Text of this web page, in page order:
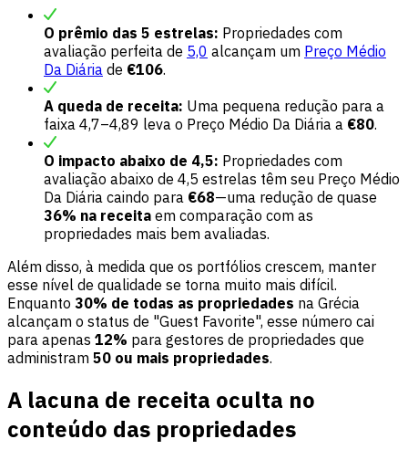
O prêmio das 5 estrelas: Propriedades com
avaliação perfeita de 5,0 alcançam um Preço Médio
Da Diária de €106.
A queda de receita: Uma pequena redução para a
faixa 4,7–4,89 leva o Preço Médio Da Diária a €80.
O impacto abaixo de 4,5: Propriedades com
avaliação abaixo de 4,5 estrelas têm seu Preço Médio
Da Diária caindo para €68—uma redução de quase
36% na receita em comparação com as
propriedades mais bem avaliadas.
Além disso, à medida que os portfólios crescem, manter
esse nível de qualidade se torna muito mais difícil.
Enquanto 30% de todas as propriedades na Grécia
alcançam o status de "Guest Favorite", esse número cai
para apenas 12% para gestores de propriedades que
administram 50 ou mais propriedades.
A lacuna de receita oculta no
conteúdo das propriedades